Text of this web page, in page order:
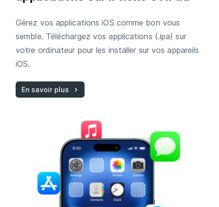
Gérez vos applications iOS comme bon vous
semble. Téléchargez vos applications (.ipa) sur
votre ordinateur pour les installer sur vos appareils
iOS.
En savoir plus